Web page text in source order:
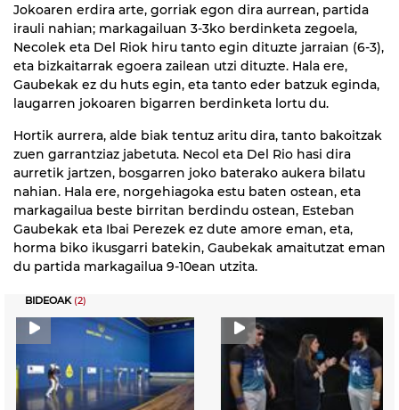
Jokoaren erdira arte, gorriak egon dira aurrean, partida
irauli nahian; markagailuan 3-3ko berdinketa zegoela,
Necolek eta Del Riok hiru tanto egin dituzte jarraian (6-3),
eta bizkaitarrak egoera zailean utzi dituzte. Hala ere,
Gaubekak ez du huts egin, eta tanto eder batzuk eginda,
laugarren jokoaren bigarren berdinketa lortu du.
Hortik aurrera, alde biak tentuz aritu dira, tanto bakoitzak
zuen garrantziaz jabetuta. Necol eta Del Rio hasi dira
aurretik jartzen, bosgarren joko baterako aukera bilatu
nahian. Hala ere, norgehiagoka estu baten ostean, eta
markagailua beste birritan berdindu ostean, Esteban
Gaubekak eta Ibai Perezek ez dute amore eman, eta,
horma biko ikusgarri batekin, Gaubekak amaitutzat eman
du partida markagailua 9-10ean utzita.
BIDEOAK (2)